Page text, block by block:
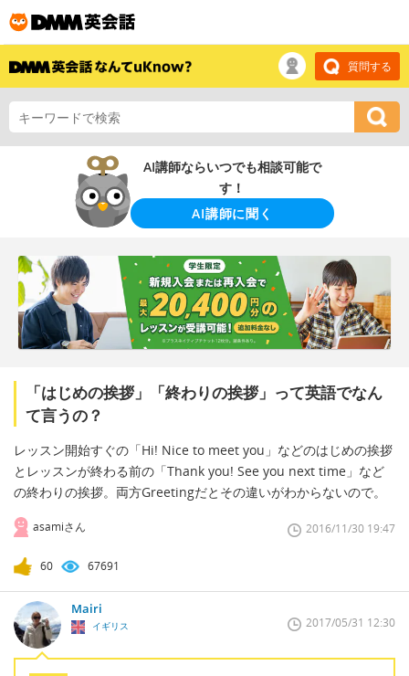
質問する
AI講師ならいつでも相談可能で
す！
AI講師に聞く
「はじめの挨拶」「終わりの挨拶」って英語でなん
て言うの？
レッスン開始すぐの「Hi! Nice to meet you」などのはじめの挨拶
とレッスンが終わる前の「Thank you! See you next time」など
の終わりの挨拶。両方Greetingだとその違いがわからないので。
asamiさん 2016/11/30 19:47
60 67691
Mairi
イギリス 2017/05/31 12:30